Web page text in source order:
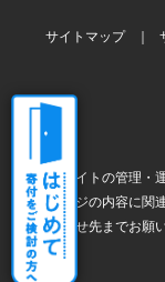
サイトマップ
本サイトの管理・
ページの内容に関
合わせ先までお願